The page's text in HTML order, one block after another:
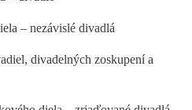
– nezávislé divadlá
divadelných zoskupení a